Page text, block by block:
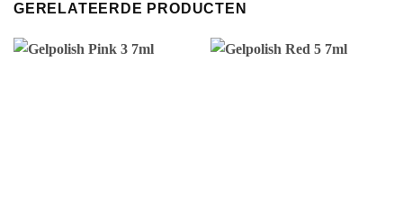
GERELATEERDE PRODUCTEN